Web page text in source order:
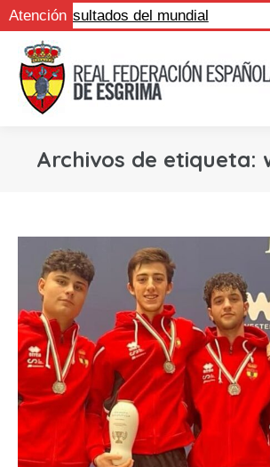
Atención
los resultados del mundial
Archivos de etiqueta: